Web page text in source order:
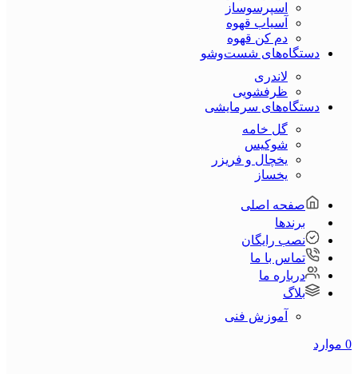
اسپرسوساز
آسیاب قهوه
دم کن قهوه
دستگاه‌های شست‌و‌شو
لاندری
ظرفشویی
دستگاه‌های سرمایشی
گل خامه
شوکیس
یخچال و فریزر
یخساز
صفحه اصلی
برندها
نصب رایگان
تماس با ما
درباره ما
بلاگ
آموزش فنی
0 موارد